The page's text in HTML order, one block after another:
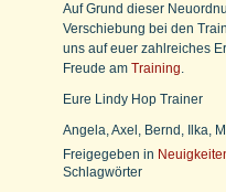
Auf Grund dieser
Verschiebung bei den
uns auf euer zahlreiches
Freude am Training.
Eure Lindy Hop Trainer
Angela, Axel, Bernd, Ilka,
Freigegeben in
Schlagwörter